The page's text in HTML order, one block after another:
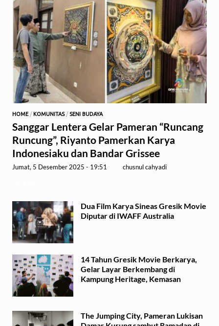
HOME / KOMUNITAS/ SENI BUDAYA
Sanggar Lentera Gelar Pameran “Runcang
Runcung”, Riyanto Pamerkan Karya
Indonesiaku dan Bandar Grissee
Jumat, 5 Desember 2025 - 19:51 chusnul cahyadi
Dua Film Karya Sineas Gresik Movie
Diputar di IWAFF Australia
14 Tahun Gresik Movie Berkarya,
Gelar Layar Berkembang di
Kampung Heritage, Kemasan
The Jumping City, Pameran Lukisan